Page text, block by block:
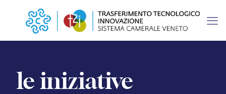
le iniziative